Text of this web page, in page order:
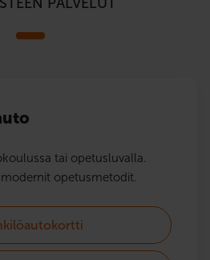
PALVELUT
tai opetusluvalla.
opetusmetodit.